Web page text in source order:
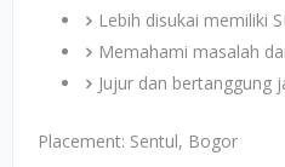
Lebih disukai memiliki
Memahami masalah
Jujur dan bertanggung
Placement: Sentul, Bogor